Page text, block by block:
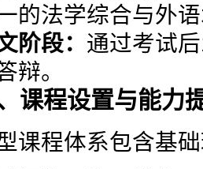
的法学综合与外
阶段： 通过考试
辩。
课程设置与能力
课程体系包含基